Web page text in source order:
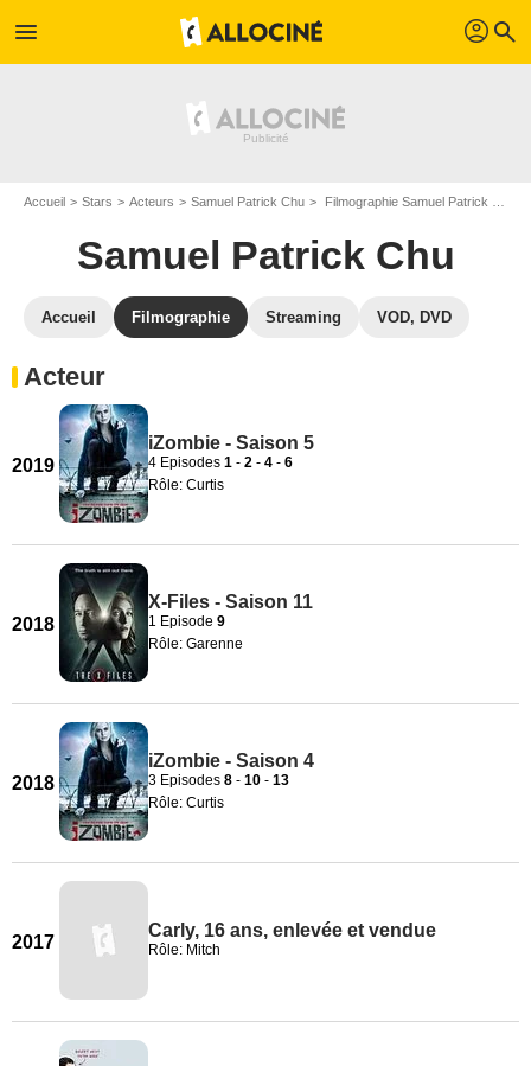
menu profil search
Accueil Stars Acteurs Samuel Patrick Chu Filmographie Samuel Patrick Chu
Samuel Patrick Chu
Accueil Filmographie Streaming VOD, DVD
Acteur
2019
iZombie - Saison 5
4 Episodes 1 - 2 - 4 - 6
Rôle: Curtis
2018
X-Files - Saison 11
1 Episode 9
Rôle: Garenne
2018
iZombie - Saison 4
3 Episodes 8 - 10 - 13
Rôle: Curtis
2017
Carly, 16 ans, enlevée et vendue
Rôle: Mitch